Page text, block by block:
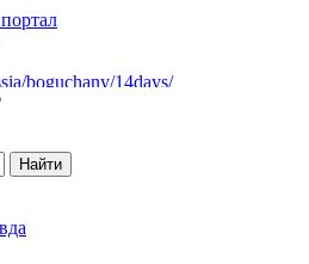
boguchany/14days/